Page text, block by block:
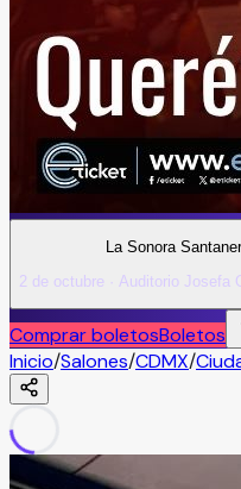
La Sonora
2 de octubre · Auditorio Josefa
Comprar boletosBoletos
Inicio/Salones/CDMX/